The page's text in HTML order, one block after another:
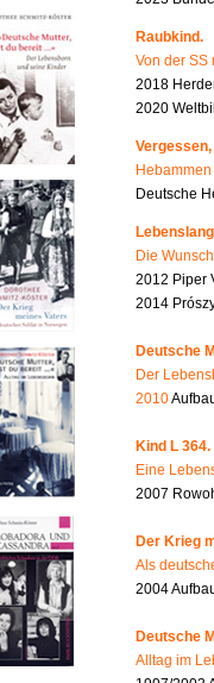
Raubkind.
Von der SS
2018
2020
Deutsche
Die
2012 Piper
2014
Deutsche
Der
2010
Kind L 364.
Eine
2007
Der Krieg
Als
2004
Deutsche
Alltag im